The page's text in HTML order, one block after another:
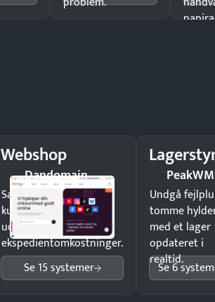
Webshop
Dandomain
Sælg produkter 24/7 til
kunder i hele landet
uden
ekspedientomkostninger.
Se 15 systemer
Undgå
tomme
med et lager
opdateret i
realtid.
Se 6